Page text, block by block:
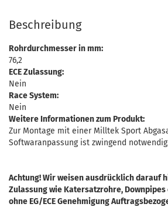
Beschreibung
Rohrdurchmesser in mm:
76,2
ECE Zulassung:
Nein
Race System:
Nein
Weitere Informationen zum Produkt:
Zur Montage mit einer Milltek Sport
Softwaranpassung ist zwingend
Achtung! Wir weisen ausdrücklich darauf
Zulassung wie Katersatzrohre,
ohne EG/ECE Genehmigung